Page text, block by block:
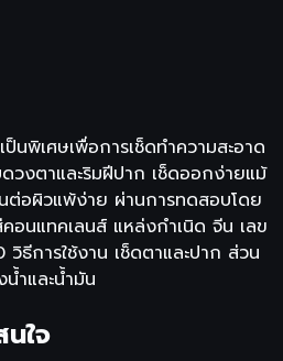
นพิเศษเพื่อการเช็ดทำความสะอาด
วงตาและริมฝีปาก เช็ดออกง่ายแม้
ต่อผิวแพ้ง่าย ผ่านการทดสอบโดย
นแทคเลนส์ แหล่งกำเนิด จีน เลข
ธีการใช้งาน เช็ดตาและปาก ส่วน
ำและน้ำมัน
ใจ